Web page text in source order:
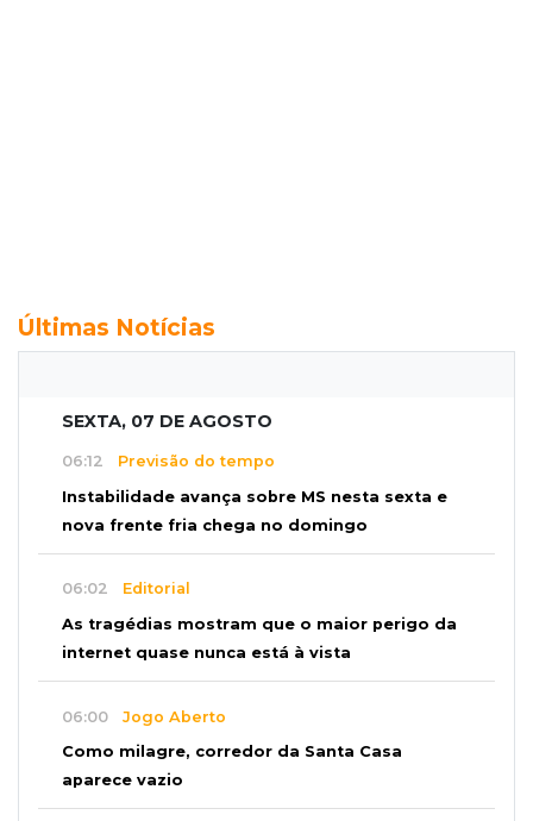
Últimas Notícias
SEXTA, 07 DE AGOSTO
06:12 Previsão do tempo
Instabilidade avança sobre MS nesta sexta e
nova frente fria chega no domingo
06:02 Editorial
As tragédias mostram que o maior perigo da
internet quase nunca está à vista
06:00 Jogo Aberto
Como milagre, corredor da Santa Casa
aparece vazio